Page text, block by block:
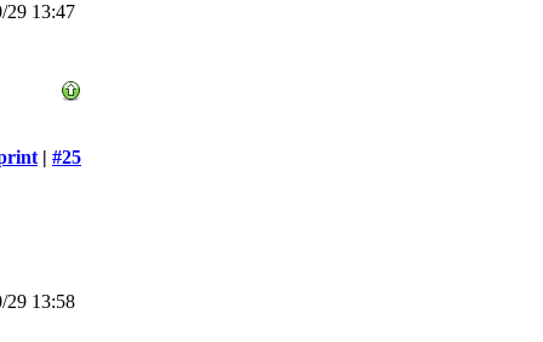
29 13:47
| #25
29 13:58